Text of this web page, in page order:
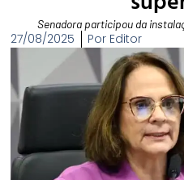
Senadora participou da
27/08/2025 Por Editor